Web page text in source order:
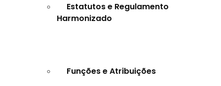
Estatutos e Regulamento
Harmonizado
Funções e Atribuições